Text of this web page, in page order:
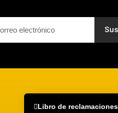
Libro de reclamaciones